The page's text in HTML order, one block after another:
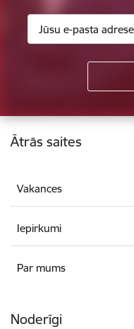
Kājene
Ātrās saites
Vakances
Iepirkumi
Par mums
Noderīgi